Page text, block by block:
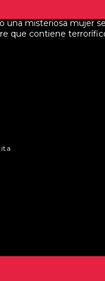
una misteriosa mujer
que contiene